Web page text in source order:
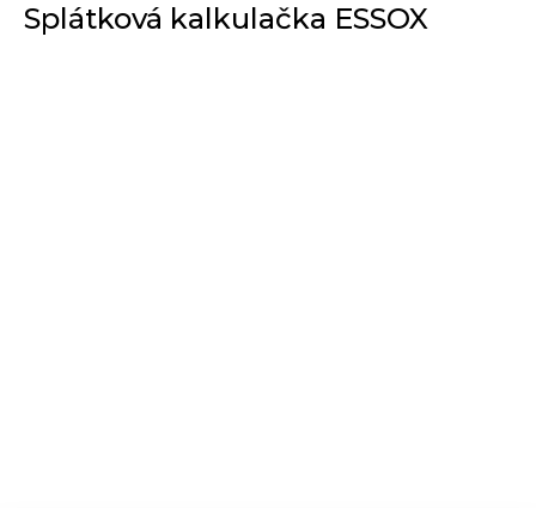
Splátková kalkulačka ESSOX